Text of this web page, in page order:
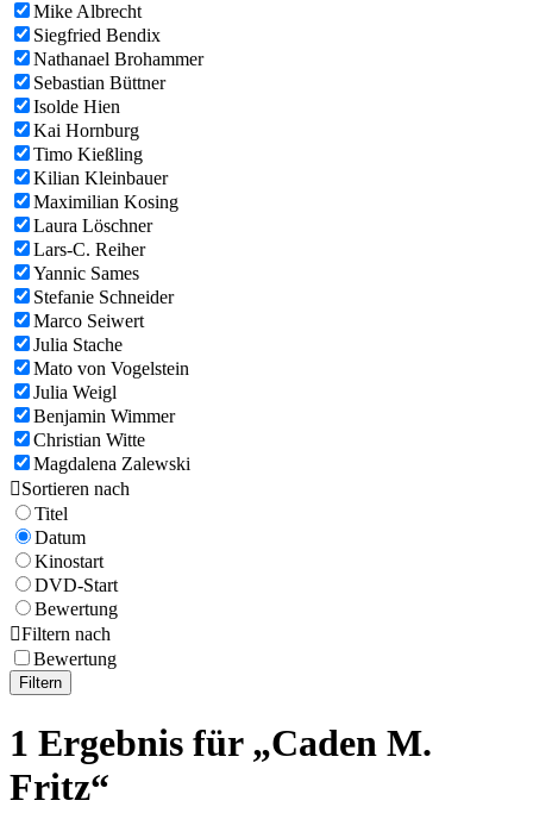
Mike Albrecht
Siegfried Bendix
Nathanael Brohammer
Sebastian Büttner
Isolde Hien
Kai Hornburg
Timo Kießling
Kilian Kleinbauer
Maximilian Kosing
Laura Löschner
Lars-C. Reiher
Yannic Sames
Stefanie Schneider
Marco Seiwert
Julia Stache
Mato von Vogelstein
Julia Weigl
Benjamin Wimmer
Christian Witte
Magdalena Zalewski
Sortieren nach
Titel
Datum
Kinostart
DVD-Start
Bewertung
Filtern nach
Bewertung
Filtern
1 Ergebnis für „Caden M.
Fritz“